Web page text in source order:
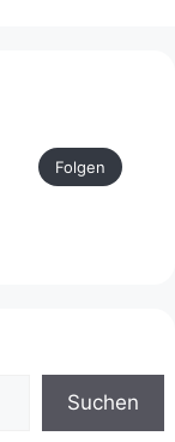
Folgen
Suchen